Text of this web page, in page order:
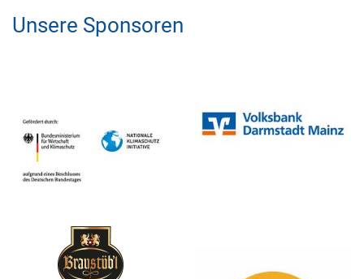
Unsere Sponsoren